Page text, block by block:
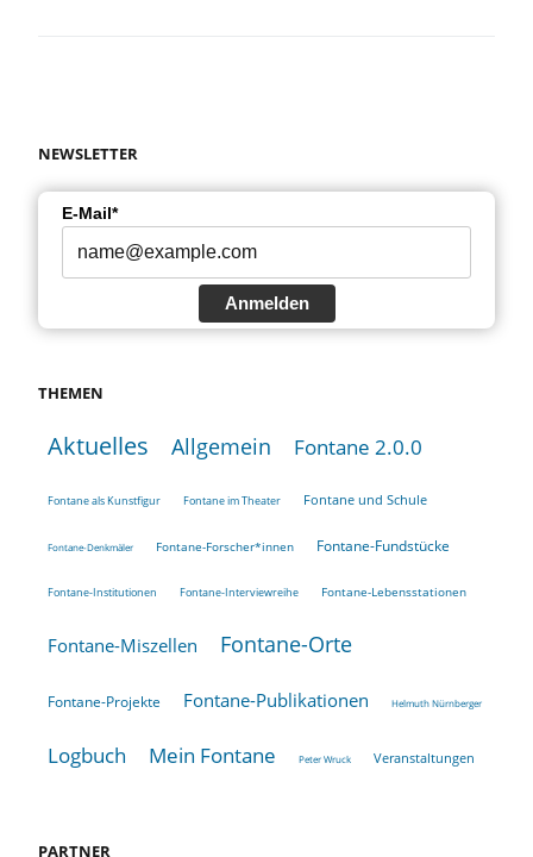
NEWSLETTER
E-Mail*
Anmelden
THEMEN
Aktuelles Allgemein Fontane 2.0.0
Fontane als Kunstfigur Fontane im Theater Fontane und Schule
Fontane-Denkmäler Fontane-Forscher*innen Fontane-Fundstücke
Fontane-Institutionen Fontane-Interviewreihe Fontane-Lebensstationen
Fontane-Miszellen Fontane-Orte
Fontane-Projekte Fontane-Publikationen Helmuth Nürnberger
Logbuch Mein Fontane Peter Wruck Veranstaltungen
PARTNER